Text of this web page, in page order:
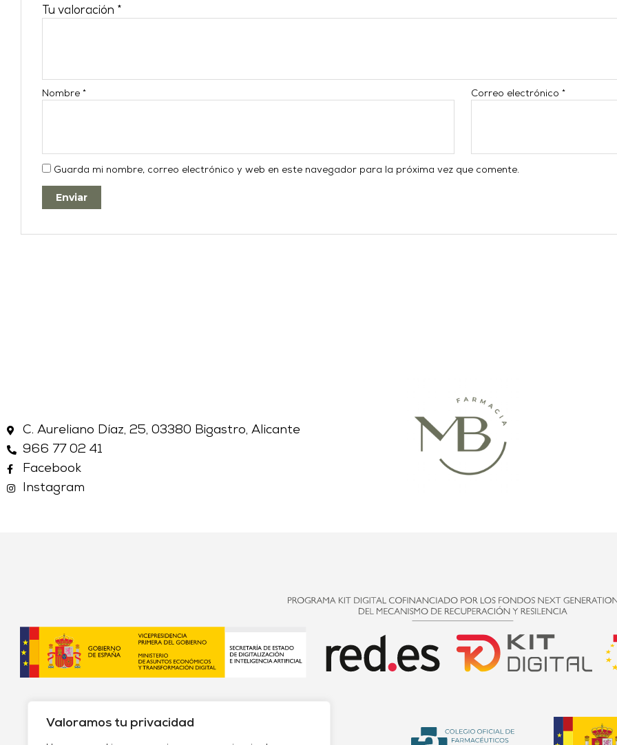
Valoramos tu privacidad
Tu valoración *
Nombre* Correo electrónico*
Guarda mi nombre, correo electrónico y web en este navegador para la próxima vez que comente.
C. Aureliano Díaz, 25, 03380 Bigastro, Alicante
966 77 02 41
Facebook
Instagram